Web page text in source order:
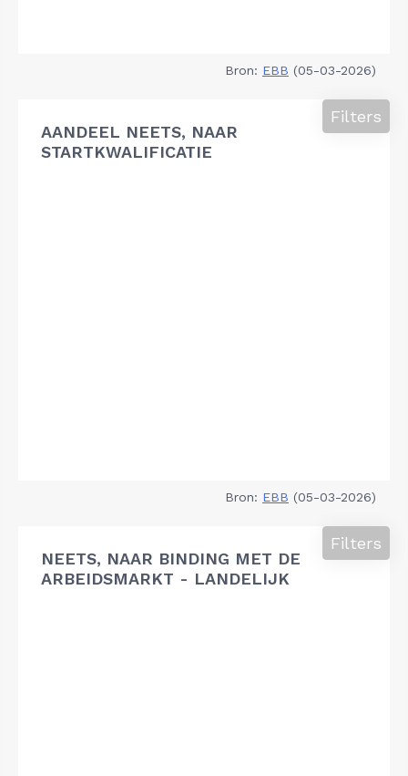
Bron: EBB (05-03-2026)
AANDEEL NEETS, NAAR
STARTKWALIFICATIE
Filters
Bron: EBB (05-03-2026)
NEETS, NAAR BINDING MET DE
ARBEIDSMARKT - LANDELIJK
Filters